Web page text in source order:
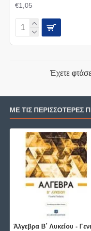
€1,05
Έχετε
ΜΕ ΤΙΣ ΠΕΡΙΣΣΌΤΕΡΕΣ